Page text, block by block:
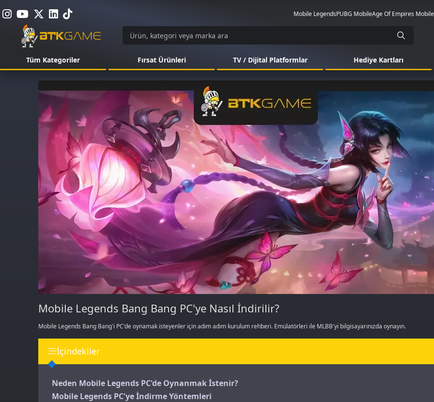
Mobile LegendsPUBG MobileAge Of Empires Mobile
Tüm Kategoriler Fırsat Ürünleri TV / Dijital Platformlar Hediye Kartları
Mobile Legends Bang Bang PC'ye Nasıl İndirilir?
Mobile Legends Bang Bang'i PC'de oynamak isteyenler için adım adım kurulum rehberi. Emülatörleri ile MLBB'yi bilgisayarınızda oynayın.
İçindekiler
Neden Mobile Legends PC'de Oynanmak İstenir?
Mobile Legends PC'ye İndirme Yöntemleri